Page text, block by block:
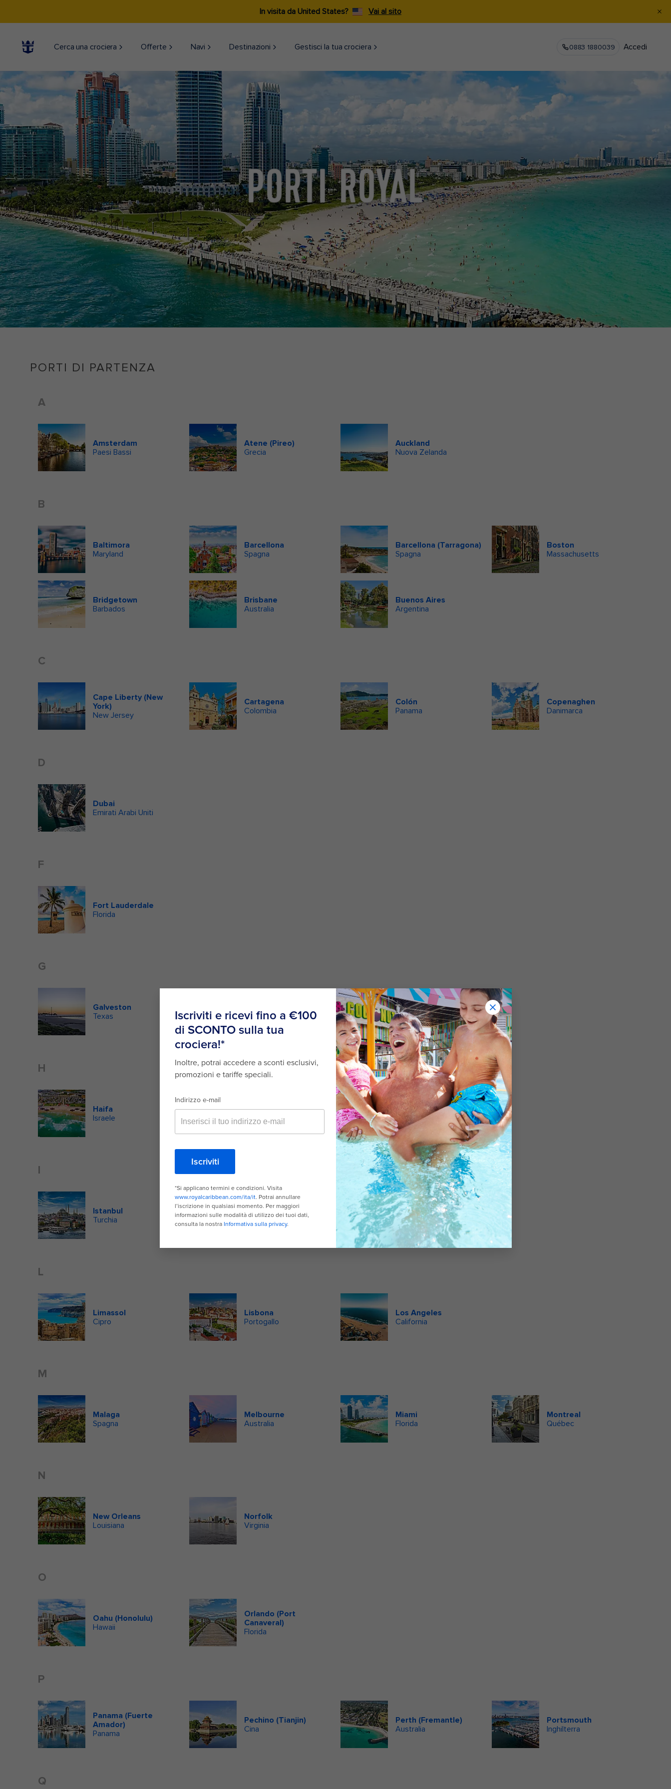
In visita da United States? Vai al sito
Cerca una crociera Offerte Navi Destinazioni​ Gestisci la tua crociera 0883 1880039 Accedi
PORTI ROYAL
PORTI DI PARTENZA
A
Amsterdam
Paesi Bassi
Atene (Pireo)
Grecia
Auckland
Nuova Zelanda
B
Baltimora
Maryland
Barcellona
Spagna
Barcellona (Tarragona)
Spagna
Boston
Massachusetts
Bridgetown
Barbados
Brisbane
Australia
Buenos Aires
Argentina
C
Cape Liberty (New
York)
New Jersey
Cartagena
Colombia
Colón
Panama
Copenaghen
Danimarca
D
Dubai
Emirati Arabi Uniti
F
Fort Lauderdale
Florida
G
Galveston
Texas
H
Haifa
Israele
Hong Kong
Cina
I
Istanbul
Turchia
L
Limassol
Cipro
Lisbona
Portogallo
Los Angeles
California
M
Malaga
Spagna
Melbourne
Australia
Miami
Florida
Montreal
Québec
N
New Orleans
Louisiana
Norfolk
Virginia
O
Oahu (Honolulu)
Hawaii
Orlando (Port
Canaveral)
Florida
P
Panama (Fuerte
Amador)
Panama
Pechino (Tianjin)
Cina
Perth (Fremantle)
Australia
Portsmouth
Inghilterra
Q